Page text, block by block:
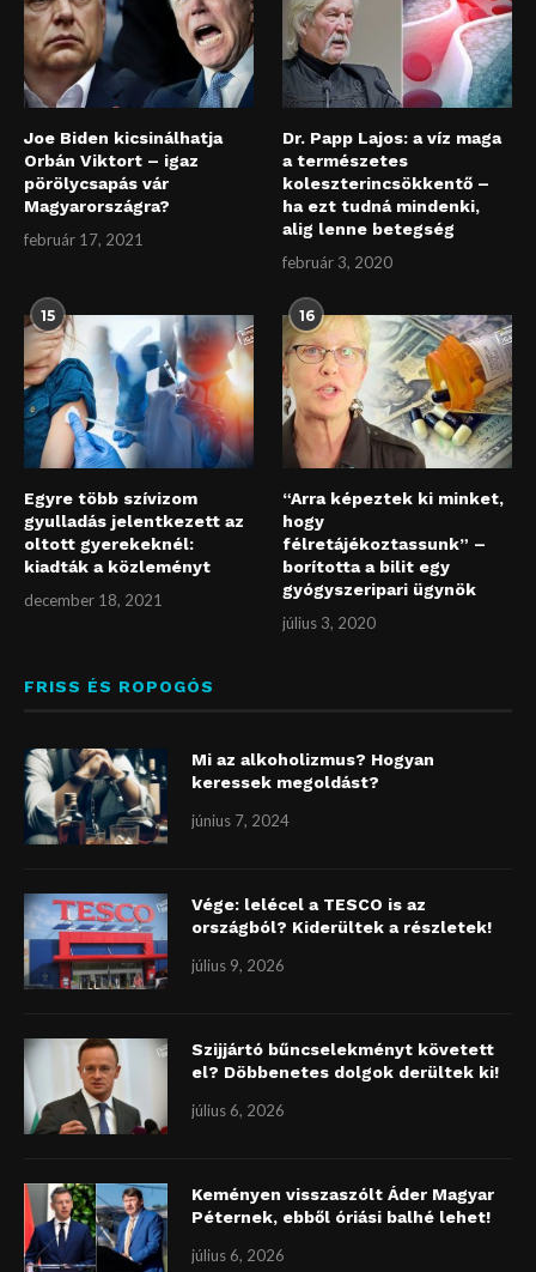
Joe Biden kicsinálhatja
Orbán Viktort – igaz
pörölycsapás vár
Magyarországra?
február 17, 2021
Dr. Papp Lajos: a víz maga
a természetes
koleszterincsökkentő –
ha ezt tudná mindenki,
alig lenne betegség
február 3, 2020
15
Egyre több szívizom
gyulladás jelentkezett az
oltott gyerekeknél:
kiadták a közleményt
december 18, 2021
16
“Arra képeztek ki minket,
hogy
félretájékoztassunk” –
borította a bilit egy
gyógyszeripari ügynök
július 3, 2020
FRISS ÉS ROPOGÓS
Mi az alkoholizmus? Hogyan
keressek megoldást?
június 7, 2024
Vége: lelécel a TESCO is az
országból? Kiderültek a részletek!
július 9, 2026
Szijjártó bűncselekményt követett
el? Döbbenetes dolgok derültek ki!
július 6, 2026
Keményen visszaszólt Áder Magyar
Péternek, ebből óriási balhé lehet!
július 6, 2026